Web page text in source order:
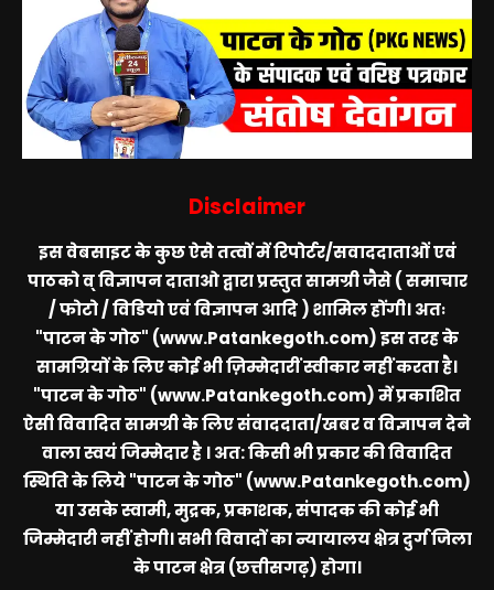
Disclaimer
इस वेबसाइट के कुछ ऐसे तत्वों में रिपोर्टर/सवाददाताओं एवं
पाठको व् विज्ञापन दाताओ द्वारा प्रस्तुत सामग्री जैसे ( समाचार
/ फोटो / विडियो एवं विज्ञापन आदि ) शामिल होंगी। अतः
"पाटन के गोठ" (www.Patankegoth.com)इस तरह के
सामग्रियों के लिए कोई भी ज़िम्मेदारीं स्वीकार नहीं करता है।
"पाटन के गोठ" (www.Patankegoth.com)में प्रकाशित
ऐसी विवादित सामग्री के लिए संवाददाता/खबर व विज्ञापन देने
वाला स्वयं जिम्मेदार है । अत: किसी भी प्रकार की विवादित
स्थिति के लिये"पाटन के गोठ" (www.Patankegoth.com)
या उसके स्वामी, मुद्रक, प्रकाशक, संपादक की कोई भी
जिम्मेदारी नहीं होगी। सभी विवादों का न्यायालय क्षेत्र दुर्ग जिला
के पाटन क्षेत्र (छत्तीसगढ़) होगा।